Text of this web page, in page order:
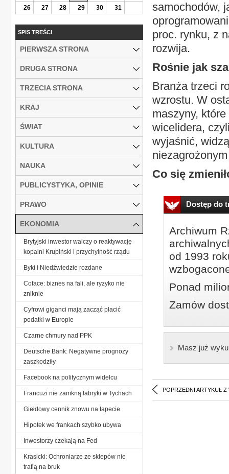
samochodów,
proc. rynku, z
rozwija.
Rośnie jak
Branża trzeci
wzrostu. W
maszyny,
wicelidera,
wyjaśnić,
Co się
Dostęp do
Archiwum
od 1993
Ponad
Zamów
Masz już
POPRZEDNI ARTYKUŁ Z
26
27 28 29 30 31
SPIS TREŚCI
PIERWSZA STRONA
DRUGA STRONA
TRZECIA STRONA
KRAJ
ŚWIAT
KULTURA
NAUKA
PUBLICYSTYKA, OPINIE
PRAWO
EKONOMIA
Brytyjski inwestor walczy o reaktywację
kopalni Krupiński i przychylność rządu
Byki i Niedźwiedzie rozdane
Coface: biznes na fali, ale ryzyko nie
zniknie
Cyfrowi giganci mają zacząć płacić
podatki w Europie
Czarne chmury nad PPK
Deutsche Bank: Negatywne prognozy
zaszkodziły
Facebook na politycznym widelcu
Francuzi nie zamkną fabryki w Tychach
Giełdowy cennik znowu na tapecie
Hipotek we frankach szybko ubywa
Inwestorzy czekają na Fed
Krasicki: Ochroniarze ze sklepów nie
trafią na bruk